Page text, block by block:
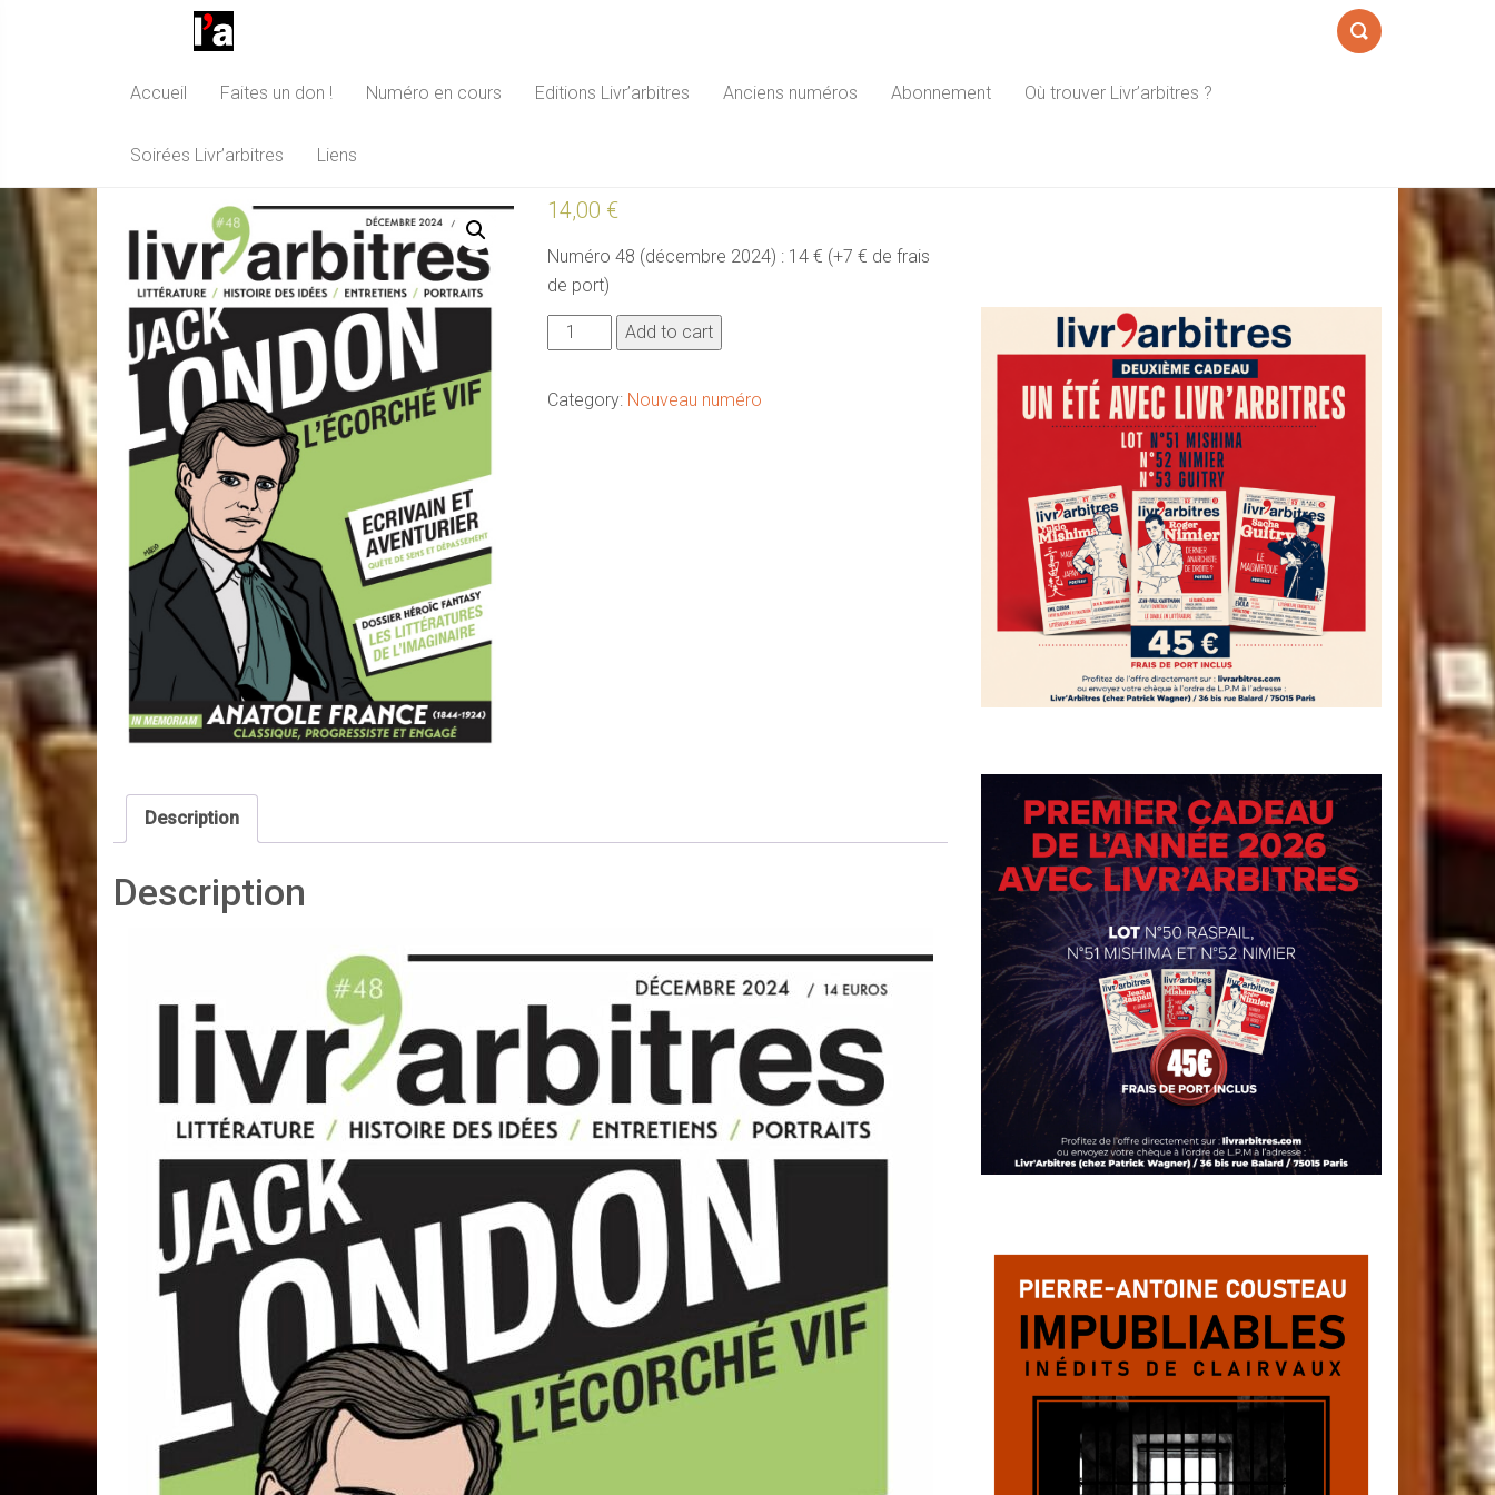
Accueil Faites un don ! Numéro en cours Editions Livr’arbitres Anciens numéros Abonnement Où trouver Livr’arbitres ?
Soirées Livr’arbitres Liens
Numéro 48
14,00 €
Numéro 48 (décembre 2024) : 14 € (+7 € de frais
de port)
Numéro
48
Add to cart
Category: Nouveau numéro
Description
Description